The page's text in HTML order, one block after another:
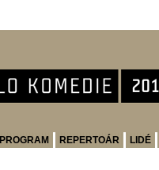
PROGRAM REPERTOÁR
LIDÉ